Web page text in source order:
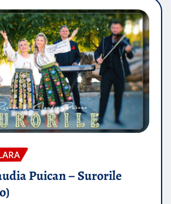
Puican – Surorile